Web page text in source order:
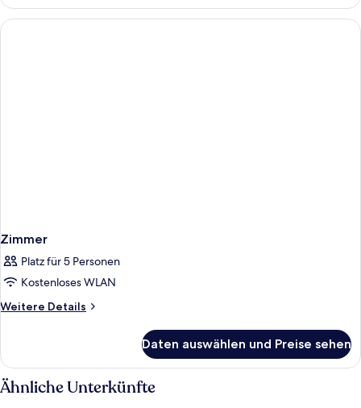
Zimmer
Platz für 5 Personen
Kostenloses WLAN
Weitere Details
Weitere
Daten auswählen und Preise sehen
Ähnliche Unterkünfte